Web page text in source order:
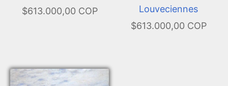
$613.000,00 COP
Louveciennes
$613.000,00 COP